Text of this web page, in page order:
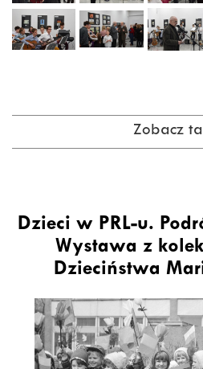
Zobacz
Dzieci w PRL-u.
Wystawa z
Dzieciństwa